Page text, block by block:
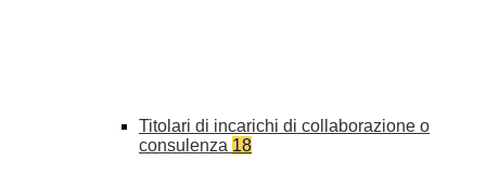
Titolari di incarichi di collaborazione o
consulenza 18